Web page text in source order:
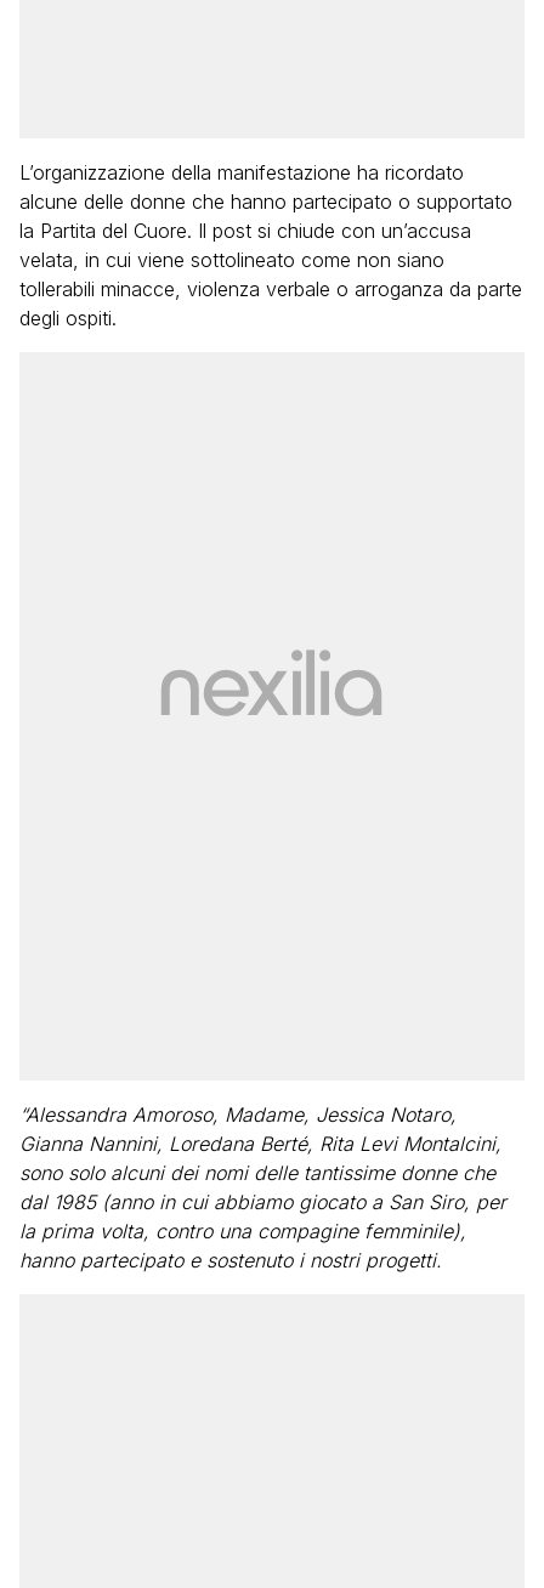
L’organizzazione della manifestazione ha ricordato
alcune delle donne che hanno partecipato o supportato
la Partita del Cuore. Il post si chiude con un’accusa
velata, in cui viene sottolineato come non siano
tollerabili minacce, violenza verbale o arroganza da parte
degli ospiti.
“Alessandra Amoroso, Madame, Jessica Notaro,
Gianna Nannini, Loredana Berté, Rita Levi Montalcini,
sono solo alcuni dei nomi delle tantissime donne che
dal 1985 (anno in cui abbiamo giocato a San Siro, per
la prima volta, contro una compagine femminile),
hanno partecipato e sostenuto i nostri progetti.